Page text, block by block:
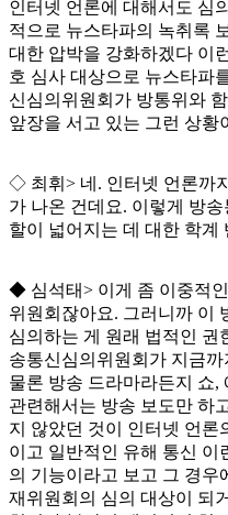
인터넷 언론에 대해서도 심
적으로 뉴스타파의 녹취록
대한 압박을 강화하겠다 이
호 심사 대상으로 뉴스타파
신심의위원회가 방통위와
앞장을 서고 있는 그런 상황
◇ 최휘 > 네 . 인터넷 언론까
가 나온 건데요. 이렇게 방
할이 넓어지는 데 대한 학계
◆ 심석태> 이게 좀 이중적
위원회잖아요. 그러니까 이
심의하는 게 원래 법적인 권
송통신심의위원회가 지금
물론 방송 드라마라든지 쇼,
관련해서는 방송 보도만 하
지 않았던 것이 인터넷 언론
이고 일반적인 유해 통신 이
의 기능이라고 보고 그 경우
재위원회의 심의 대상이 되